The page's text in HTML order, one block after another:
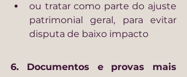
ou tratar como parte do ajuste
patrimonial geral, para evitar
disputa de baixo impacto
6. Documentos e provas mais